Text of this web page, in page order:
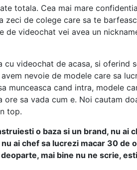
totala. Cea mai mare
zeci de colege care sa te
videochat vei avea un
cu videochat de acasa, si
nevoie de modele care sa
munceasca cand intra, modele
sa vada cum e. Noi cautam
top.
o baza si un brand, nu
ai chef sa lucrezi macar 30
mai bine nu ne scrie,